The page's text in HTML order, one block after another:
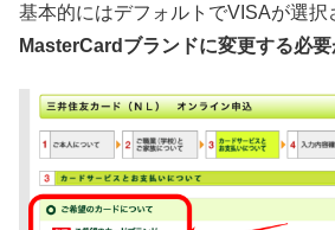
基本的にはデフォルトでVISAが選択
MasterCardブランドに変更する必要